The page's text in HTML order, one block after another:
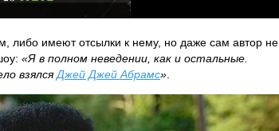
либо имеют отсылки к нему, но даже сам автор не
«Я в полном неведении, как и остальные.
взялсяДжей Джей Абрамс»